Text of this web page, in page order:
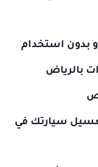
بدون استخدام
بالرياض
لغسيل سيارتك في